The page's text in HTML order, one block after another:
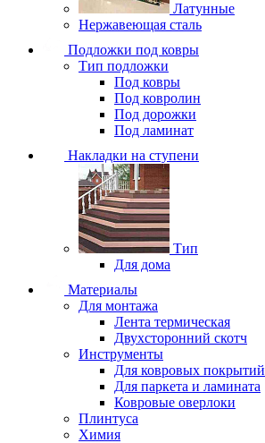
Латунные
Нержавеющая сталь
Подложки под ковры
Тип подложки
Под ковры
Под ковролин
Под дорожки
Под ламинат
Накладки на ступени
Тип
Для дома
Материалы
Для монтажа
Лента термическая
Двухсторонний скотч
Инструменты
Для ковровых покрытий
Для паркета и ламината
Ковровые оверлоки
Плинтуса
Химия